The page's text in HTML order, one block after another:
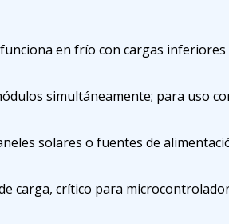
en frío con cargas inferiores
simultáneamente; para uso
solares o fuentes de
carga, crítico para